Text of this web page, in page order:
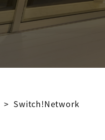
Switch!Network